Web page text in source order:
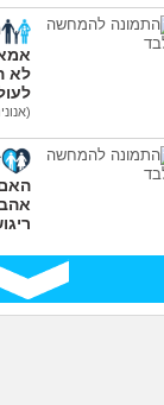
אמא
לא